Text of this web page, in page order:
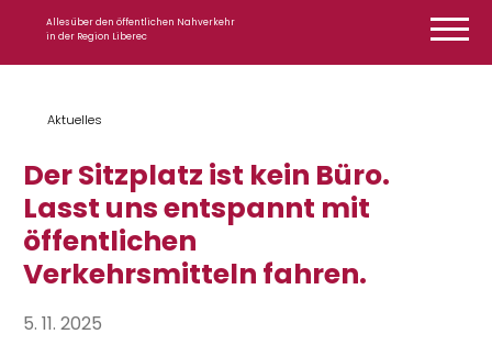
Alles über den öffentlichen Nahverkehr
in der Region Liberec
Aktuelles
Der Sitzplatz ist kein Büro.
Lasst uns entspannt mit
öffentlichen
Verkehrsmitteln fahren.
5. 11. 2025